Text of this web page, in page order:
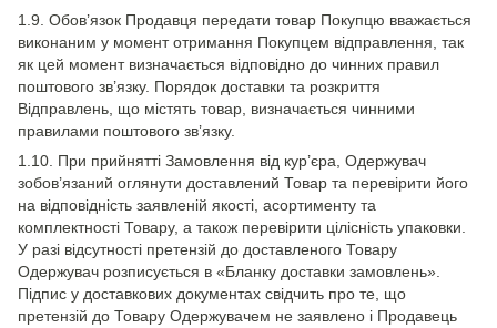
1.9. Обов’язок Продавця передати товар Покупцю вважається
виконаним у момент отримання Покупцем відправлення, так
як цей момент визначається відповідно до чинних правил
поштового зв’язку. Порядок доставки та розкриття
Відправлень, що містять товар, визначається чинними
правилами поштового зв’язку.
1.10. При прийнятті Замовлення від кур’єра, Одержувач
зобов’язаний оглянути доставлений Товар та перевірити його
на відповідність заявленій якості, асортименту та
комплектності Товару, а також перевірити цілісність упаковки.
У разі відсутності претензій до доставленого Товару
Одержувач розписується в «Бланку доставки замовлень».
Підпис у доставкових документах свідчить про те, що
претензій до Товару Одержувачем не заявлено і Продавець